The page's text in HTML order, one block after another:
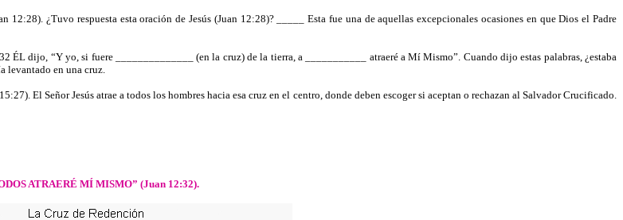
¿Tuvo respuesta esta oración de Jesús (Juan 12:28)? _____ Esta fue una de aquellas excepcionales ocasiones en que Dios el Padre
ÉL dijo, “Y yo, si fuere ______________ (en la cruz) de la tierra, a ___________ atraeré a Mí Mismo”. Cuando dijo estas palabras, ¿estaba
levantado en una cruz.
El Señor Jesús atrae a todos los hombres hacia esa cruz en el centro, donde deben escoger si aceptan o rechazan al Salvador Crucificado.
ATRAERÉ MÍ MISMO” (Juan 12:32).